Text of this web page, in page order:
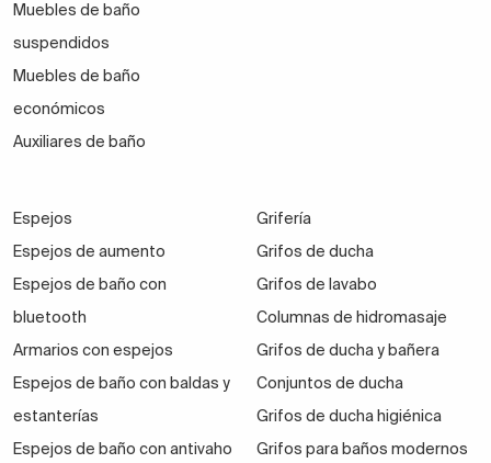
Muebles de baño
suspendidos
Muebles de baño
económicos
Auxiliares de baño
Espejos
Espejos de aumento
Espejos de baño con
bluetooth
Armarios con espejos
Espejos de baño con baldas y
estanterías
Espejos de baño con antivaho
Grifería
Grifos de ducha
Grifos de lavabo
Columnas de hidromasaje
Grifos de ducha y bañera
Conjuntos de ducha
Grifos de ducha higiénica
Grifos para baños modernos